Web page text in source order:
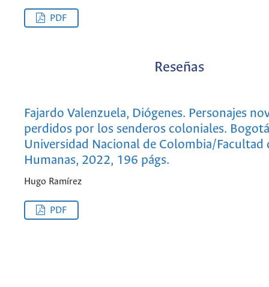
PDF
Reseñas
Fajardo Valenzuela, Diógenes. Personajes
perdidos por los senderos coloniales.
Universidad Nacional de Colombia/Facultad
Humanas, 2022, 196 págs.
Hugo Ramírez
PDF